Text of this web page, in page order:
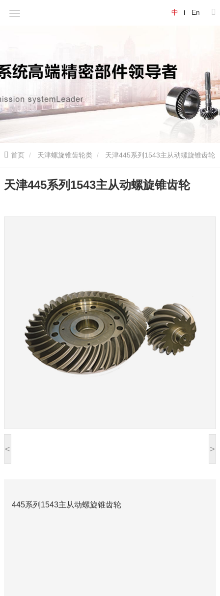
中 En
首页 天津螺旋锥齿轮类 天津445系列1543主从动螺旋锥齿轮
< >
天津445系列1543主从动螺旋锥齿轮
445系列1543主从动螺旋锥齿轮